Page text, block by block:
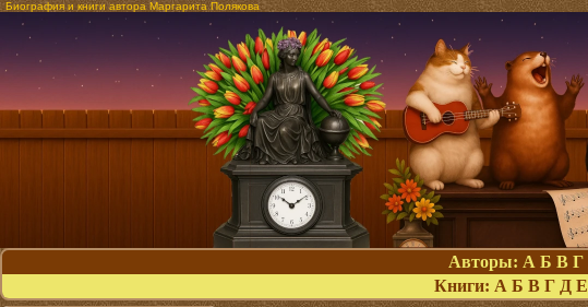
Биография и книги автора Маргарита Полякова
Авторы: А Б В Г
Книги: А Б В Г Д Е